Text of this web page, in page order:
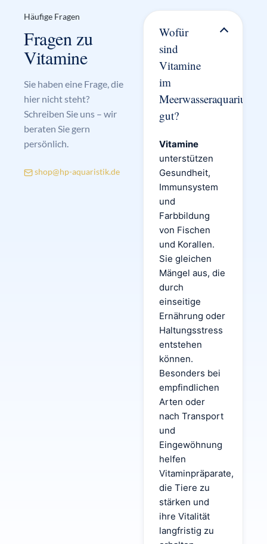
Häufige Fragen
Fragen zu
Vitamine
Sie haben eine Frage, die
hier nicht steht?
Schreiben Sie uns – wir
beraten Sie gern
persönlich.
shop@hp-aquaristik.de
Wofür
sind
Vitamine
im
Meerwasseraquarium
gut?
Vitamine
unterstützen
Gesundheit,
Immunsystem
und
Farbbildung
von Fischen
und Korallen.
Sie gleichen
Mängel aus, die
durch
einseitige
Ernährung oder
Haltungsstress
entstehen
können.
Besonders bei
empfindlichen
Arten oder
nach Transport
und
Eingewöhnung
helfen
Vitaminpräparate,
die Tiere zu
stärken und
ihre Vitalität
langfristig zu